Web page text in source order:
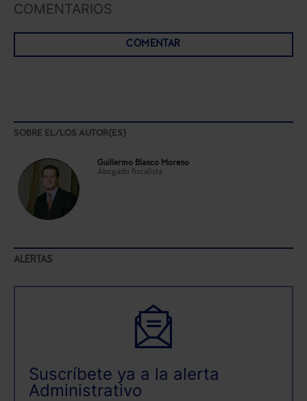
COMENTARIOS
COMENTAR
SOBRE EL/LOS AUTOR(ES)
Guillermo Blanco Moreno
Abogado fiscalista
ALERTAS
Suscríbete ya a la alerta
Administrativo